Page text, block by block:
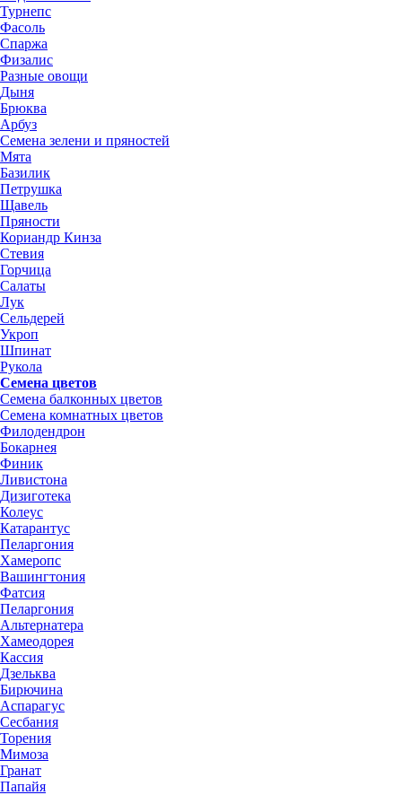
Турнепс
Фасоль
Спаржа
Физалис
Разные овощи
Дыня
Брюква
Арбуз
Семена зелени и пряностей
Мята
Базилик
Петрушка
Щавель
Пряности
Кориандр Кинза
Стевия
Горчица
Салаты
Лук
Сельдерей
Укроп
Шпинат
Рукола
Семена цветов
Семена балконных цветов
Семена комнатных цветов
Филодендрон
Бокарнея
Финик
Ливистона
Дизиготека
Колеус
Катарантус
Пеларгония
Хамеропс
Вашингтония
Фатсия
Пеларгония
Альтернатера
Хамеодорея
Кассия
Дзельква
Бирючина
Аспарагус
Сесбания
Торения
Мимоза
Гранат
Папайя